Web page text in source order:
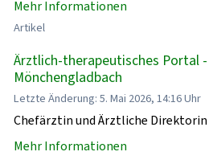
Mehr Informationen
Artikel
Ärztlich-therapeutisches Portal -
Mönchengladbach
Letzte Änderung: 5. Mai 2026, 14:16 Uhr
Chefärztin und Ärztliche Direktorin
Mehr Informationen